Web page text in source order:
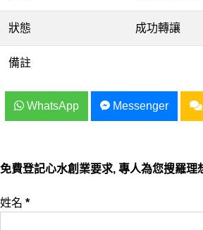
狀態 成功轉讓
備註
WhatsApp Messenger
免費登記心水創業要求, 專人為您搜羅理
姓名 *